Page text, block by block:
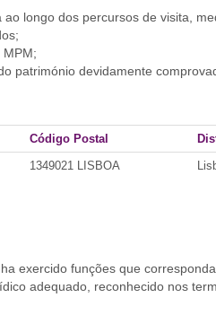
longo dos percursos de visita,
património devidamente
Código Postal
1349021 LISBOA
exercido funções que
adequado, reconhecido nos